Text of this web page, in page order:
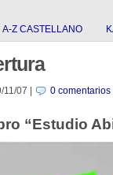
A-Z CASTELLANO
11/07 0 comentarios
“Estudio